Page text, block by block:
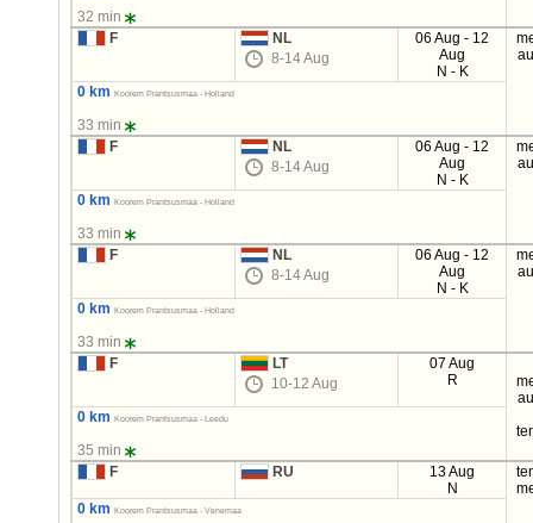
32 min
F
NL
8-14 Aug
06 Aug - 12
Aug
N - K
0 km Koorem Prantsusmaa - Holland
33 min
F
NL
8-14 Aug
06 Aug - 12
Aug
N - K
0 km Koorem Prantsusmaa - Holland
33 min
F
NL
8-14 Aug
06 Aug - 12
Aug
N - K
0 km Koorem Prantsusmaa - Holland
33 min
F
LT
10-12 Aug
07 Aug
R
0 km Koorem Prantsusmaa - Leedu
35 min
F
RU
13 Aug
N
0 km
Koorem Prantsusmaa - Venemaa